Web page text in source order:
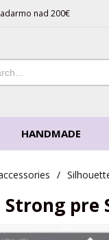
nad 200€
HANDMADE
/
Strong